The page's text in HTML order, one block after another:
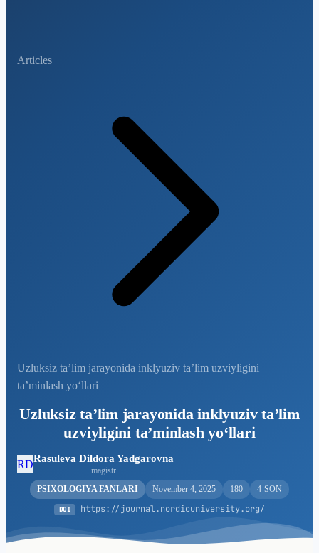
Articles
Uzluksiz ta’lim jarayonida inklyuziv ta’lim uzviyligini
ta’minlash yoʻllari
Uzluksiz ta’lim jarayonida inklyuziv ta’lim
uzviyligini ta’minlash yoʻllari
RDRasuleva Dildora Yadgarovna
magistr
PSIXOLOGIYA FANLARI
November 4, 2025 180 4-SON
DOI https://journal.nordicuniversity.org/